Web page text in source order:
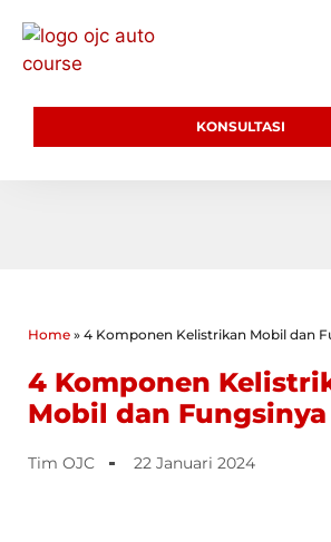
KONSULTASI
Home » 4 Komponen Kelistrikan Mobil dan
4 Komponen
Mobil dan Fungsinya
Tim OJC 22 Januari 2024